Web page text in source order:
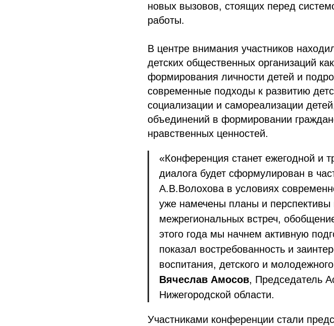
новых вызовов, стоящих перед
работы.
В центре внимания участников
детских общественных организаций
формирования личности детей и
современные подходы к развитию
социализации и самореализации
объединений в формировании
нравственных ценностей.
«Конференция станет ежегодной и
диалога будет сформулирован в
А.В.Волохова в условиях
уже намечены планы и перспективы
межрегиональных встреч,
этого года мы начнем активную
показал востребованность и
воспитания, детского и
Вячеслав Амосов, Председатель
Нижегородской области.
Участниками конференции стали